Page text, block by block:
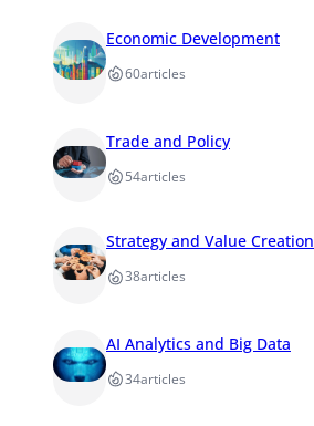
Economic Development
60articles
Trade and Policy
54articles
Strategy and Value Creation
38articles
AI Analytics and Big Data
34articles